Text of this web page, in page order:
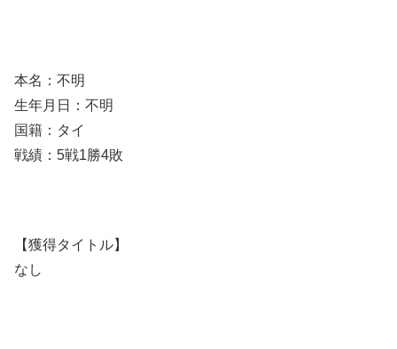
本名：不明
生年月日：不明
国籍：タイ
戦績：5戦1勝4敗
【獲得タイトル】
なし